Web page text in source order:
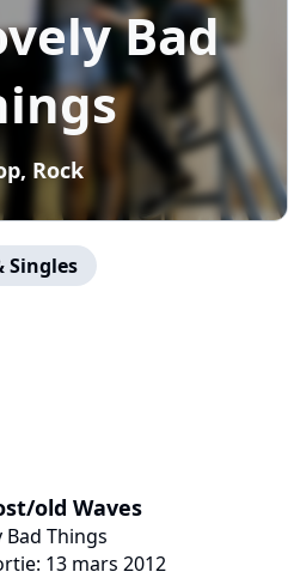
Bad
Rock
Singles
old Waves
Bad Things
13 mars 2012